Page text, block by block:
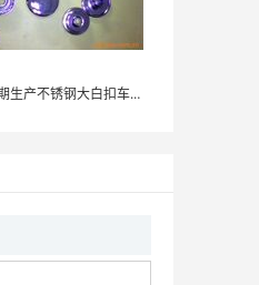
厂家长期生产不锈钢大白扣车缝钮